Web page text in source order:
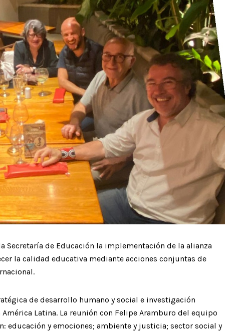
Secretaría de Educación la implementación de la alianza
la calidad educativa mediante acciones conjuntas de
de desarrollo humano y social e investigación
Latina. La reunión con Felipe Aramburo del equipo
educación y emociones; ambiente y justicia; sector social y